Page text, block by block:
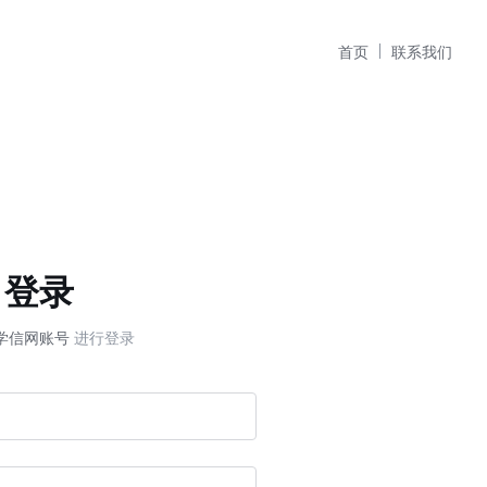
首页 联系我们
登录
信网账号 进行登录